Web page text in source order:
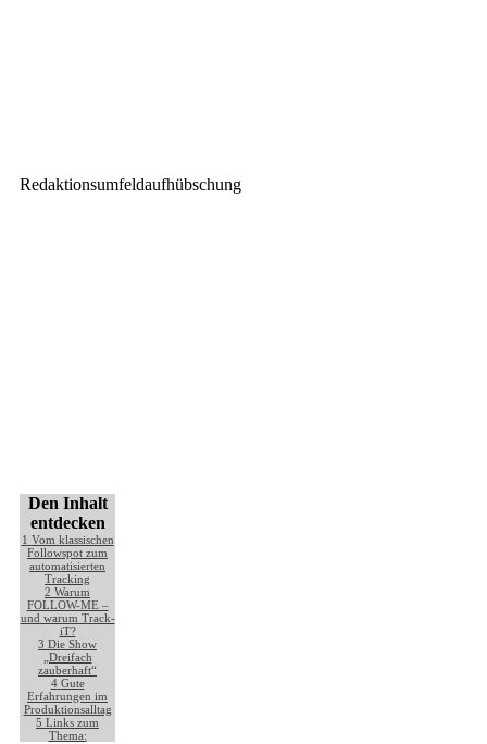
Redaktionsumfeldaufhübschung
Den Inhalt
entdecken
1 Vom klassischen
Followspot zum
automatisierten
Tracking
2 Warum
FOLLOW-ME –
und warum Track-
iT?
3 Die Show
„Dreifach
zauberhaft“
4 Gute
Erfahrungen im
Produktionsalltag
5 Links zum
Thema: